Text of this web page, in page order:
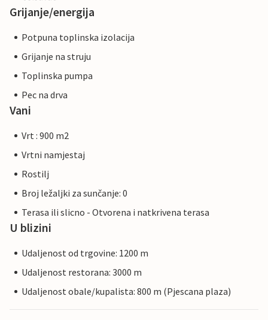
Grijanje/energija
Potpuna toplinska izolacija
Grijanje na struju
Toplinska pumpa
Pec na drva
Vani
Vrt : 900 m2
Vrtni namjestaj
Rostilj
Broj ležaljki za sunčanje: 0
Terasa ili slicno - Otvorena i natkrivena terasa
U blizini
Udaljenost od trgovine: 1200 m
Udaljenost restorana: 3000 m
Udaljenost obale/kupalista: 800 m (Pjescana plaza)